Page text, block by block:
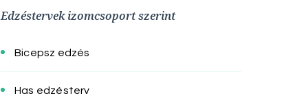
Edzéstervek izomcsoport szerint
Bicepsz edzés
Has edzésterv